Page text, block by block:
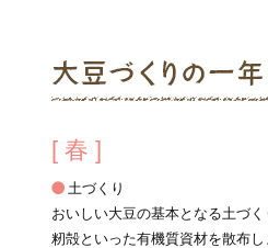
[ 春 ]
土づくり
おいしい大豆の基本となる土づ
籾殻といった有機質資材を散布